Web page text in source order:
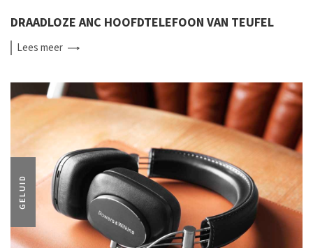
DRAADLOZE ANC HOOFDTELEFOON VAN TEUFEL
Leesmeer
GELUID